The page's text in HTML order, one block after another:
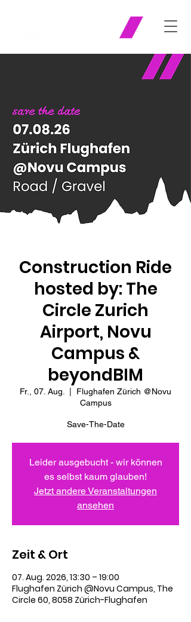
Construction Ride
hosted by: The
Circle Zurich
Airport, Novu
Campus &
beyondBIM
Fr., 07. Aug.
Flughafen Zürich @Novu
Campus
Save-The-Date
Leider ausgebucht - wir können
es selbst kaum glauben!
Jetzt andere Veranstaltungen
ansehen
Zeit & Ort
07. Aug. 2026, 13:30 – 19:00
Flughafen Zürich @Novu Campus, The
Circle 60, 8058 Zürich-Flughafen